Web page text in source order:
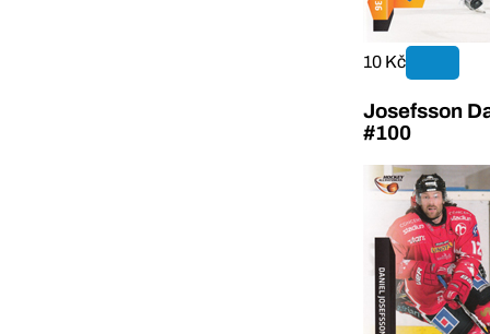
10 Kč
Josefsson
#100